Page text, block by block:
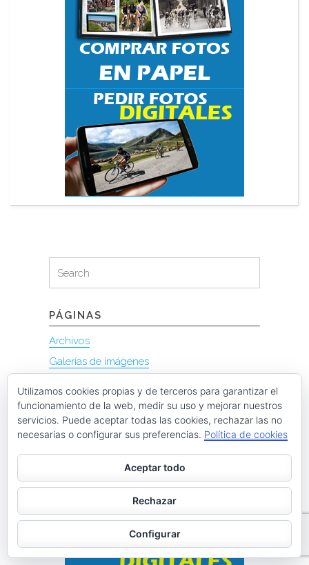
for:
Search
PÁGINAS
Archivos
Galerías de imágenes
Utilizamos cookies propias y de terceros para garantizar el
funcionamiento de la web, medir su uso y mejorar nuestros
servicios. Puede aceptar todas las cookies, rechazar las no
necesarias o configurar sus preferencias. Política de cookies
Aceptar todo
Rechazar
Configurar